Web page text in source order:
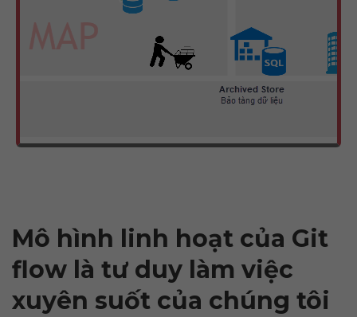
Mô hình linh hoạt của Git
flow là tư duy làm việc
xuyên suốt của chúng tôi